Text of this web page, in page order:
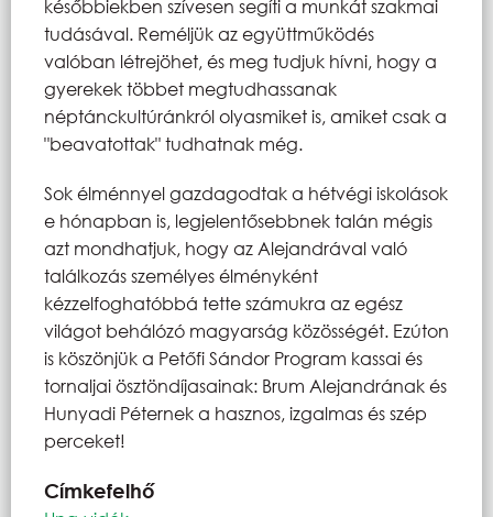
későbbiekben szívesen segíti a munkát szakmai
tudásával. Reméljük az együttműködés
valóban létrejöhet, és meg tudjuk hívni, hogy a
gyerekek többet megtudhassanak
néptánckultúránkról olyasmiket is, amiket csak a
"beavatottak" tudhatnak még.
Sok élménnyel gazdagodtak a hétvégi iskolások
e hónapban is, legjelentősebbnek talán mégis
azt mondhatjuk, hogy az Alejandrával való
találkozás személyes élményként
kézzelfoghatóbbá tette számukra az egész
világot behálózó magyarság közösségét. Ezúton
is köszönjük a Petőfi Sándor Program kassai és
tornaljai ösztöndíjasainak: Brum Alejandrának és
Hunyadi Péternek a hasznos, izgalmas és szép
perceket!
Címkefelhő